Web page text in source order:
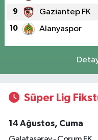
9 Gaziantep FK
10 Alanyaspor
Süper Lig
14 Ağustos, Cuma